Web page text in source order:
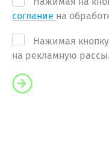
соглание на
Нажимая
на рекламную